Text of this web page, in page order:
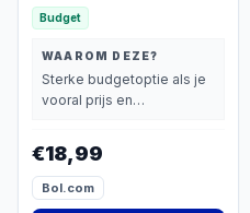
Budget
WAAROM DEZE?
Sterke budgetoptie als je
vooral prijs en
€18,99
Bol.com